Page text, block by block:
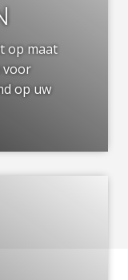
op maat
voor
op uw